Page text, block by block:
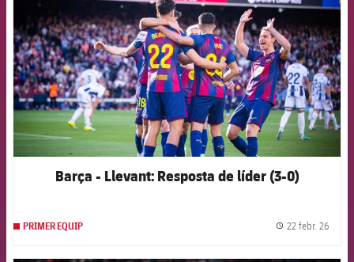
Barça - Llevant: Resposta de líder (3-0)
PRIMER EQUIP 22 febr. 26